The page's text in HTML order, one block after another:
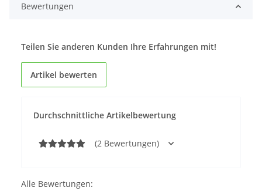
Bewertungen
Durchschnittliche Artikelbewertung
(2 Bewertungen)
Teilen Sie anderen Kunden Ihre Erfahrungen mit!
Artikel bewerten
Alle Bewertungen: